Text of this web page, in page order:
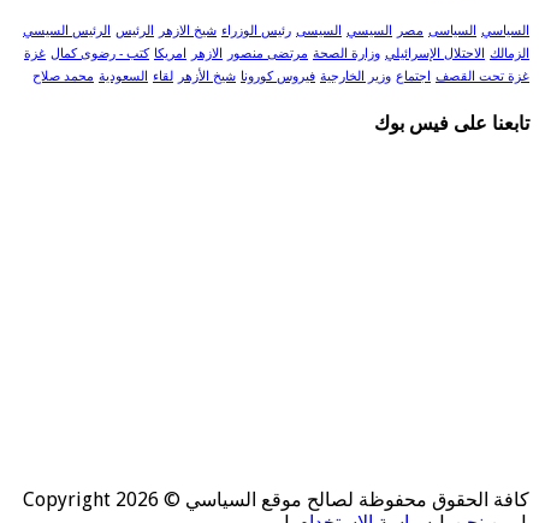
السياسي السياسى مصر السيسي السيسى رئيس الوزراء شيخ الازهر الرئيس الرئيس السيسي
الزمالك الاحتلال الإسرائيلي وزارة الصحة مرتضى منصور الازهر امريكا كتب - رضوى كمال غزة
غزة تحت القصف
اجتماع وزير الخارجية فيروس كورونا شيخ الأزهر لقاء السعودية محمد صلاح
تابعنا على فيس بوك
كافة الحقوق محفوظة لصالح موقع السياسي © Copyright 2026